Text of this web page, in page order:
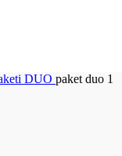
DUO paket duo 1